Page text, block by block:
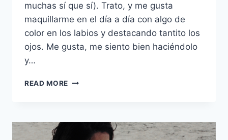
muchas sí que sí). Trato, y me gusta
maquillarme en el día a día con algo de
color en los labios y destacando tantito los
ojos. Me gusta, me siento bien haciéndolo
y…
READ MORE MAKE
PARA